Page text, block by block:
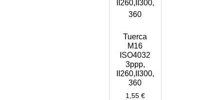
Tuerca
M16
ISO4032
3ppp,
II260,II300,
360
1,55 €